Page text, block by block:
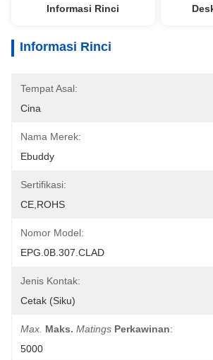
Informasi Rinci
Informasi Rinci
Tempat Asal:
Cina
Nama Merek:
Ebuddy
Sertifikasi:
CE,ROHS
Nomor Model:
EPG.0B.307.CLAD
Jenis Kontak:
Cetak (siku)
Max. Maks. Matings Perkawinan:
5000